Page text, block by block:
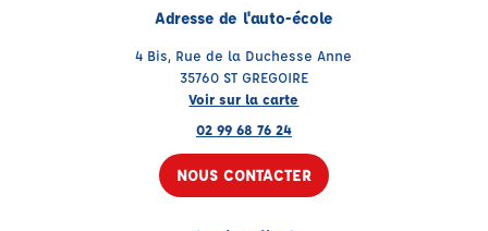
Adresse de l'auto-école
4 Bis, Rue de la Duchesse Anne
35760 ST GREGOIRE
Voir sur la carte
02 99 68 76 24
NOUS CONTACTER